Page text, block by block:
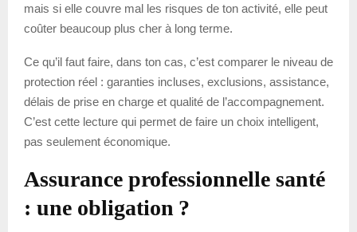
mais si elle couvre mal les risques de ton activité, elle peut
coûter beaucoup plus cher à long terme.
Ce qu’il faut faire, dans ton cas, c’est comparer le niveau de
protection réel : garanties incluses, exclusions, assistance,
délais de prise en charge et qualité de l’accompagnement.
C’est cette lecture qui permet de faire un choix intelligent,
pas seulement économique.
Assurance professionnelle santé
: une obligation ?